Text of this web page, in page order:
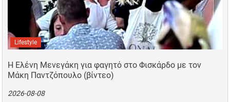
Lifestyle
Η Ελένη Μενεγάκη για φαγητό στο Φισκάρδο με τον
Μάκη Παντζόπουλο (βίντεο)
2026-08-08